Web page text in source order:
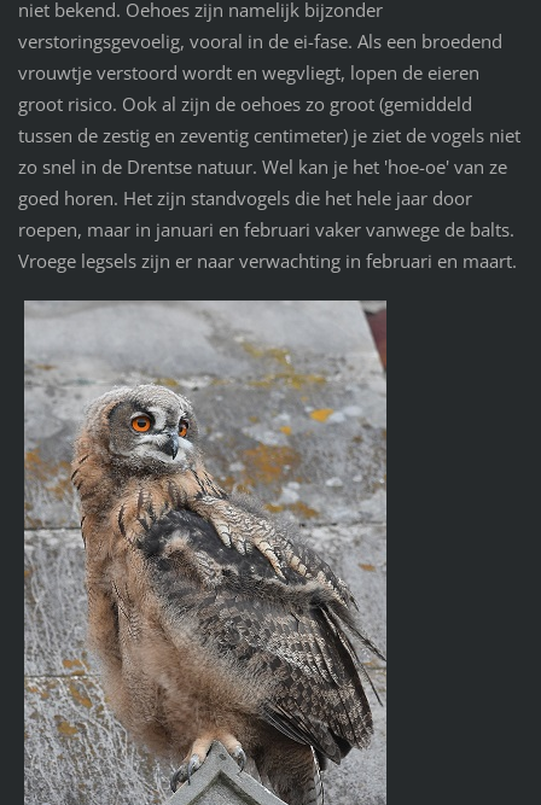
niet bekend. Oehoes zijn namelijk bijzonder
verstoringsgevoelig, vooral in de ei-fase. Als een broedend
vrouwtje verstoord wordt en wegvliegt, lopen de eieren
groot risico. Ook al zijn de oehoes zo groot (gemiddeld
tussen de zestig en zeventig centimeter) je ziet de vogels niet
zo snel in de Drentse natuur. Wel kan je het 'hoe-oe' van ze
goed horen. Het zijn standvogels die het hele jaar door
roepen, maar in januari en februari vaker vanwege de balts.
Vroege legsels zijn er naar verwachting in februari en maart.